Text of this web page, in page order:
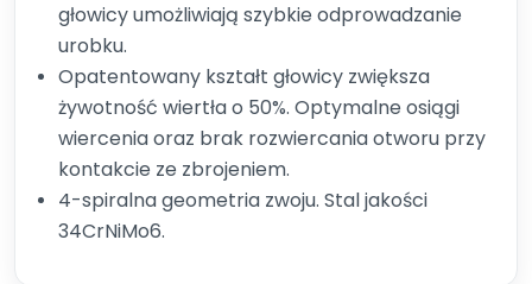
głowicy umożliwiają szybkie odprowadzanie
urobku.
Opatentowany kształt głowicy zwiększa
żywotność wiertła o 50%. Optymalne osiągi
wiercenia oraz brak rozwiercania otworu przy
kontakcie ze zbrojeniem.
4-spiralna geometria zwoju. Stal jakości
34CrNiMo6.